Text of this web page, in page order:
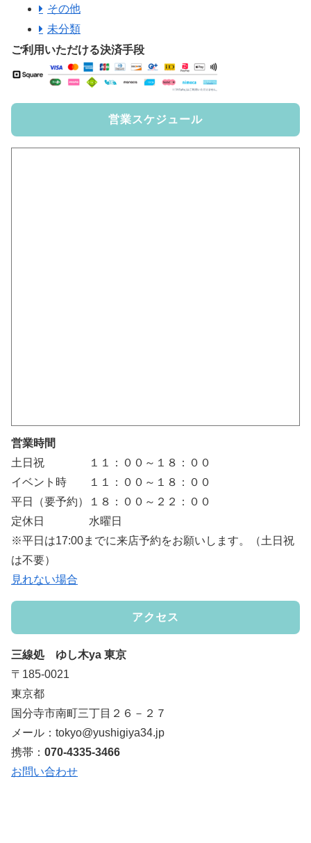
その他
未分類
ご利用いただける決済手段
営業スケジュール
営業時間
土日祝 １１：００～１８：００
イベント時 １１：００～１８：００
平日（要予約）１８：００～２２：００
定休日 水曜日
※平日は17:00までに来店予約をお願いします。（土日祝
は不要）
見れない場合
アクセス
三線処 ゆし木ya 東京
〒185-0021
東京都
国分寺市南町三丁目２６－２７
メール：tokyo@yushigiya34.jp
携帯： 070-4335-3466
お問い合わせ